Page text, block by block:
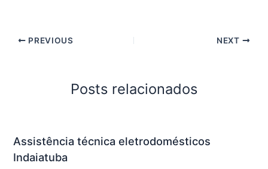
PREVIOUS NEXT
Posts relacionados
Assistência técnica eletrodomésticos
Indaiatuba